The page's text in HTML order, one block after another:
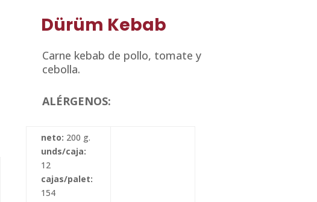
Dürüm Kebab
Carne kebab de pollo, tomate y
cebolla.
ALÉRGENOS:
neto: 200 g.
unds/caja:
12
cajas/palet:
154